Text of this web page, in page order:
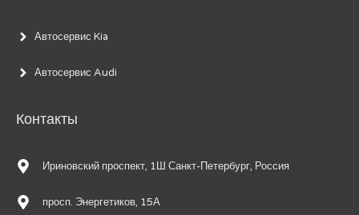
Автосервис Kia
Автосервис Audi
Контакты
Ириновский проспект, 1Ш Санкт-Петербург, Россия
просп. Энергетиков, 15А